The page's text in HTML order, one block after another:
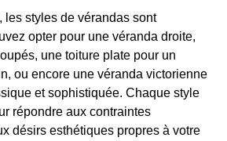
les styles de vérandas sont
opter pour une véranda droite,
une toiture plate pour un
ou encore une véranda victorienne
et sophistiquée. Chaque style
répondre aux contraintes
désirs esthétiques propres à votre